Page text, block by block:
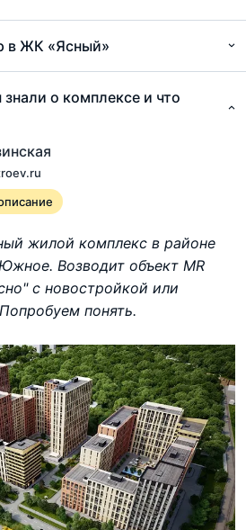
банк развития регионов
в ЖК «Ясный»
все 13 планировок
о комплексе и что
жилой комплекс в районе
Возводит объект MR
с новостройкой или
понять.